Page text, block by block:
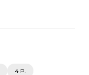
4 P.